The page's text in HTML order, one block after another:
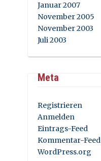
Januar 2007
November 2005
November 2003
Juli 2003
Meta
Registrieren
Anmelden
Eintrags-Feed
Kommentar-Feed
WordPress.org